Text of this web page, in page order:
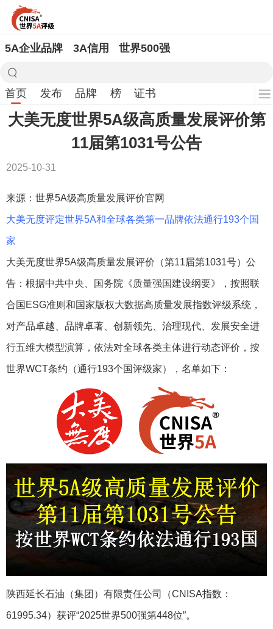
5A企业品牌 3A信用 世界500强
首页 发布 品牌 榜 证书
大美无度世界5A级高质量发展评价第
11届第1031号公告
2025-10-31
来源：世界5A级高质量发展评价官网
大美无度评定世界5A和全球各类第一品牌依法通行193个国
家
大美无度世界5A级高质量发展评价（第11届第1031号）公
告：根据中共中央、国务院《质量强国建设纲要》，按照联
合国ESG准则和国家版权大数据高质量发展指数评级系统，
对产品卓越、品牌卓著、创新领先、治理现代、发展安全进
行五维大模型演算，依法对全球各类主体进行动态评价，按
世界WCT条约（通行193个国评级家），名单如下：
陕西延长石油（集团）有限责任公司（CNISA指数：
61995.34）获评“2025世界500强第448位”。